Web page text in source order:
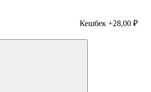
Кешбек +28,00 ₽